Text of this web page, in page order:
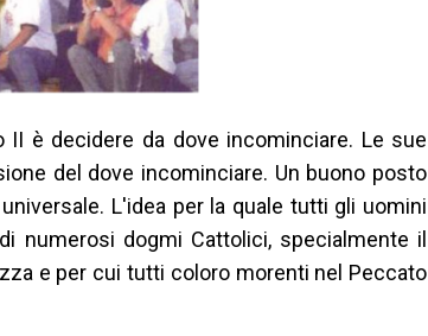
II è decidere da dove incominciare. Le sue
del dove incominciare. Un buono posto
L'idea per la quale tutti gli uomini
numerosi dogmi Cattolici, specialmente il
e per cui tutti coloro morenti nel Peccato